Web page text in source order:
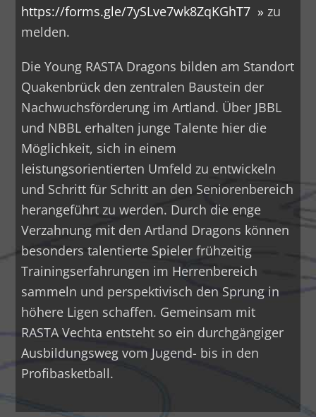
https://forms.gle/7ySLve7wk8ZqKGhT7
zu
melden.
Die Young RASTA Dragons bilden am Standort
Quakenbrück den zentralen Baustein der
Nachwuchsförderung im Artland. Über JBBL
und NBBL erhalten junge Talente hier die
Möglichkeit, sich in einem
leistungsorientierten Umfeld zu entwickeln
und Schritt für Schritt an den Seniorenbereich
herangeführt zu werden. Durch die enge
Verzahnung mit den Artland Dragons können
besonders talentierte Spieler frühzeitig
Trainingserfahrungen im Herrenbereich
sammeln und perspektivisch den Sprung in
höhere Ligen schaffen. Gemeinsam mit
RASTA Vechta entsteht so ein durchgängiger
Ausbildungsweg vom Jugend- bis in den
Profibasketball.